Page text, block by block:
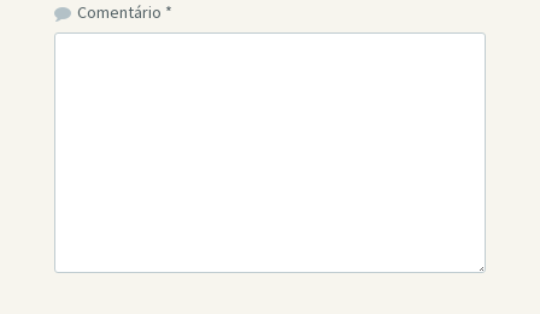
Comentário *